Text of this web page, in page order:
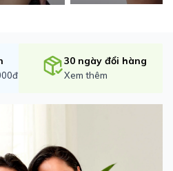
30 ngày đổi hàng
Xem thêm